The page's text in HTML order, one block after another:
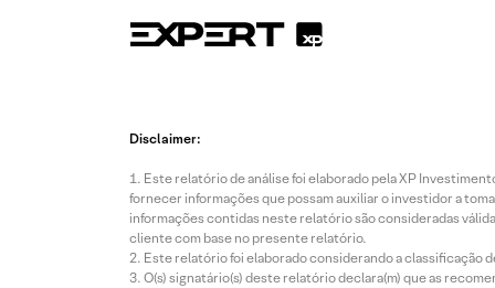
Disclaimer:
Este relatório de análise foi elaborado pela XP
fornecer informações que possam auxiliar o investidor a
informações contidas neste relatório são consideradas
cliente com base no presente relatório.
Este relatório foi elaborado considerando a classificação
O(s) signatário(s) deste relatório declara(m) que as